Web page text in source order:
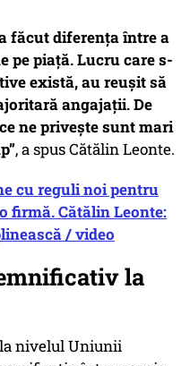
făcut diferența între a
pe piață. Lucru care s-
există, au reușit să
angajații. De
ne privește sunt mari
, a spus Cătălin Leonte.
cu reguli noi pentru
firmă. Cătălin Leonte:
/ video
la
nivelul Uniunii